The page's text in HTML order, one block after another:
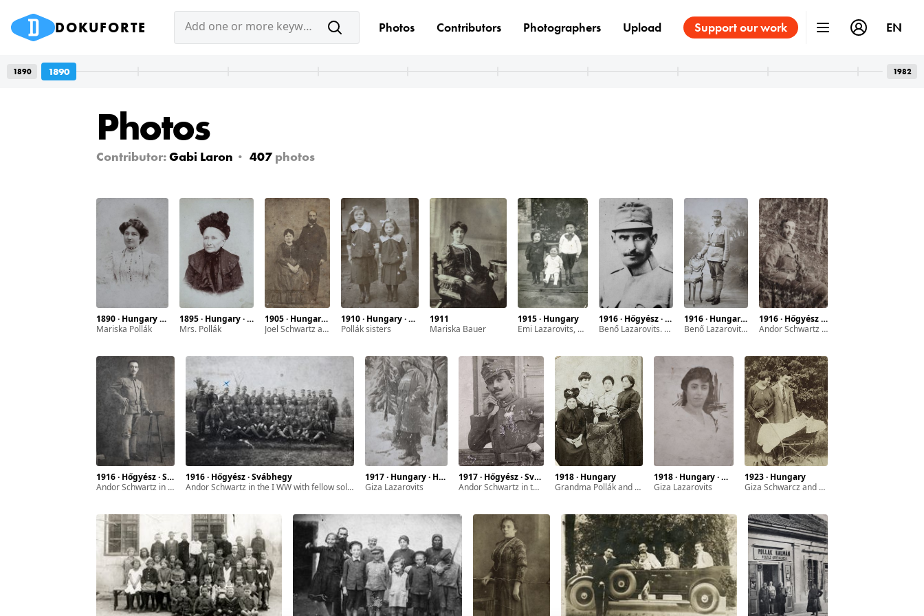
Photos
Contributor:Gabi Laron 407photos
1890 · Hungary · Baja · Svábhegy
Mariska Pollák
1895 · Hungary · Budapest · Svábhegy
Mrs. Pollák
1905 · Hungary · Paks · Svábhegy
Joel Schwartz and his wife
1910 · Hungary · Dunaszekcső · Svábhegy
Pollák sisters
1911
Mariska Bauer
1915 · Hungary
Emi Lazarovits, Dusi Lazarovits and Sándor Lazarovits (left ot right)
1916 · Hőgyész · Dob street
Benő Lazarovits. I WW. He was serving in the Postal Corps
1916 · Hungary · Hőgyész · Dob street
Benő Lazarovits. I WW. He was serving in the Postal Corps
1916 · Hőgyész · Svábhegy
Andor Schwartz in the I WW
1916 · Hőgyész · Svábhegy
Andor Schwartz in the I WW
1916 · Hőgyész · Svábhegy
Andor Schwartz in the I WW with fellow soldiers
1917 · Hungary · Hőgyész · Dob street
Giza Lazarovits
1917 · Hőgyész · Svábhegy
Andor Schwartz in the I WW
1918 · Hungary
Grandma Pollák and her daughters Mina, Regina, Riza (from left to right)
1918 · Hungary · Hőgyész · Dob street
Giza Lazarovits
1923 · Hungary
Giza Schwarcz and her husband with their son Gyuri
DOKUFORTE Add one or more keyword(s) Photos Contributors Photographers Upload Support our work EN
1890 1982
1890